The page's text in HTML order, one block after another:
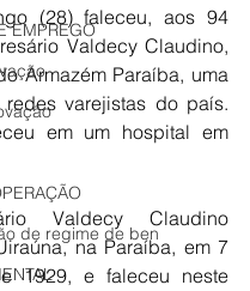
EMPREGO
de regime de ben
(28) faleceu, aos 94
Valdecy Claudino,
Armazém Paraíba, uma
varejistas do país.
em um hospital em
Valdecy Claudino
na Paraíba, em 7
1929, e faleceu neste